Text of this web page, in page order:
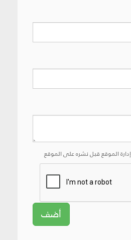
الموقع قبل نشره على الموقع
أضف